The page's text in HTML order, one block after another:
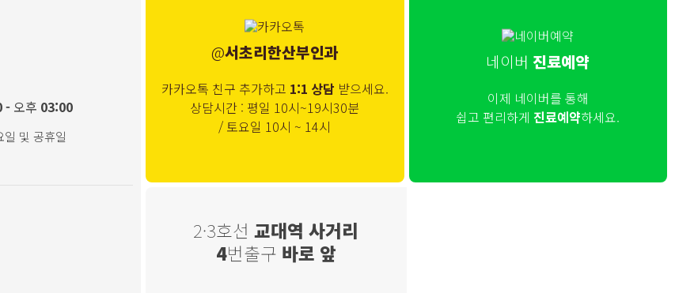
- 오후 03:00
및 공휴일
@서초리한산부인과
카카오톡 친구 추가하고 1:1 상담 받으세요.
상담시간 : 평일 10시~19시30분
/ 토요일 10시 ~ 14시
네이버진료예약
이제 네이버를 통해
쉽고 편리하게 진료예약하세요.
2·3호선교대역 사거리
4번출구 바로 앞